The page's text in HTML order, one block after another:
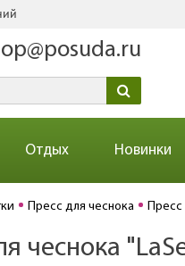
Отдых Новинки
Пресс для чеснока Пресс
чеснока